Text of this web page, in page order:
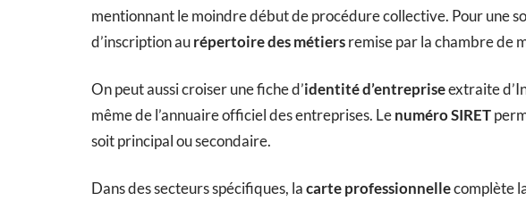
mentionnant le moindre début de procédure collective. Pour une
d’inscription aurépertoire des métiersremise par la chambre de
On peut aussi croiser une fiche d’identité d’entrepriseextraite
même de l’annuaire officiel des entreprises. Lenuméro SIRET
soit principal ou secondaire.
Dans des secteurs spécifiques, lacarte professionnellecomplète